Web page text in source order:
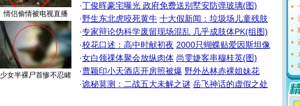
情侣偷情被电视直播
少女半裸尸首惨不忍睹
·丁俊晖豪宅曝光 政府免费送别墅安防弹玻璃(图)
·野生东北虎咬死黄牛 十大假新闻：垃圾场儿童残肢
·专家辩论伪科学废留现场混乱 几乎成肢体PK(组图)
·校花口述：高中时献初夜 2000只蝴蝶贴爱因斯坦像
·女白领祼体聚会放纵肉体 尚雯婕客串穆桂英(图)
·曹颖印小天酒店开房照被爆 野外丛林赤裸姐妹花
·诡秘莫测：二战五大未解之谜 岳飞神话的虚假之处